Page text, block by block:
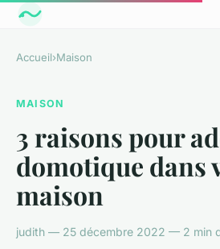
Accueil›Maison
MAISON
3 raisons pour
domotique dans
maison
judith — 25 décembre 2022 — 2 min